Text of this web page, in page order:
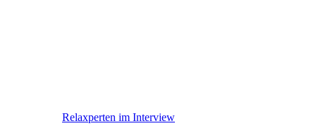
Relaxperten im Interview